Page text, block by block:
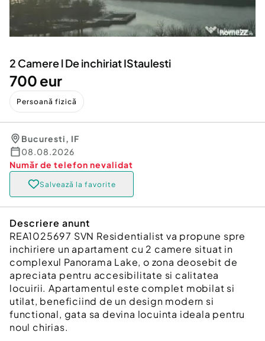
Servicii
Animale de companie
Inchiriere Bunuri si Vehicule
Utilaje agricole si industriale
Piese auto si accesorii
2 Camere l De inchiriat IStaulesti
700 eur
Persoană fizică
Bucuresti, IF
08.08.2026
Număr de telefon nevalidat
Salvează la favorite
Descriere anunt
REA1025697 SVN Residentialist va propune spre
inchiriere un apartament cu 2 camere situat in
complexul Panorama Lake, o zona deosebit de
apreciata pentru accesibilitate si calitatea
locuirii. Apartamentul este complet mobilat si
utilat, beneficiind de un design modern si
functional, gata sa devina locuinta ideala pentru
noul chirias.